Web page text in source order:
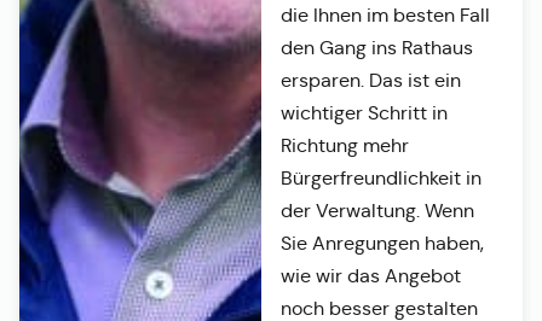
die Ihnen im besten Fall
den Gang ins Rathaus
ersparen. Das ist ein
wichtiger Schritt in
Richtung mehr
Bürgerfreundlichkeit in
der Verwaltung. Wenn
Sie Anregungen haben,
wie wir das Angebot
noch besser gestalten